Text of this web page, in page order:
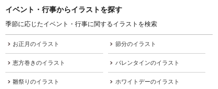
イベント・行事からイラストを探す
季節に応じたイベント・行事に関するイラストを検索
お正月のイラスト 節分のイラスト
恵方巻きのイラスト バレンタインのイラスト
雛祭りのイラスト ホワイトデーのイラスト